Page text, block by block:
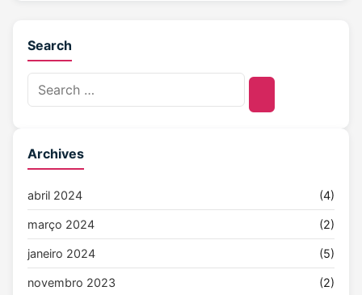
Search
Archives
abril 2024 (4)
março 2024 (2)
janeiro 2024 (5)
novembro 2023 (2)